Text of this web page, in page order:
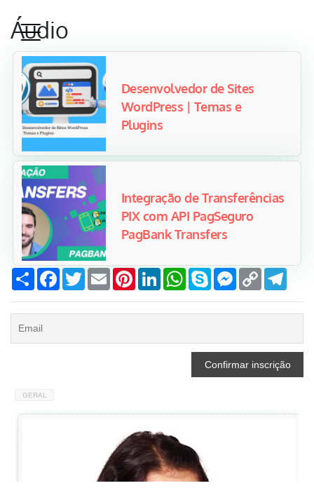
Compartilhar
Facebook
TwitterEmailPinterestLinkedInWhatsApp
SkypeMessenger
Copy
Link
GERAL
Áudio
Desenvolvedor de Sites
WordPress | Temas e
Plugins
Integração de Transferências
PIX com API PagSeguro
PagBank Transfers